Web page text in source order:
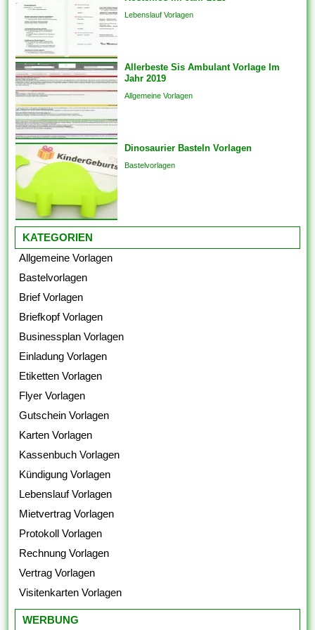
Ihrer Liebsten hinzufügen. Im
einfachsten Fall einziehen sich
Vorlagen herauf ein
vorgefertigtes Planung und
Format, das als Grundlage
für...
Lebenslauf Vorlagen
Allerbeste Sis Ambulant Vorlage Im
Jahr 2019
Allgemeine Vorlagen
Dinosaurier Basteln Vorlagen
Bastelvorlagen
KATEGORIEN
Allgemeine Vorlagen
Bastelvorlagen
Brief Vorlagen
Briefkopf Vorlagen
Businessplan Vorlagen
Einladung Vorlagen
Etiketten Vorlagen
Flyer Vorlagen
Gutschein Vorlagen
Karten Vorlagen
Kassenbuch Vorlagen
Kündigung Vorlagen
Lebenslauf Vorlagen
Mietvertrag Vorlagen
Protokoll Vorlagen
Rechnung Vorlagen
Vertrag Vorlagen
Visitenkarten Vorlagen
WERBUNG